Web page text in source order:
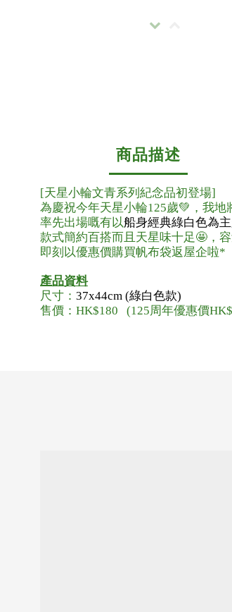
商品描述
[天星小輪文青系列紀念品初登場]
為慶祝今年天星小輪125歲💚，我地
率先出場嘅有以船身經典綠白色為
款式簡約百搭而且天星味十足🤩，
即刻以優惠價購買帆布袋返屋企啦*
產品資料
尺寸： 37x44cm (綠白色款)
售價：HK$180 (125周年優惠價